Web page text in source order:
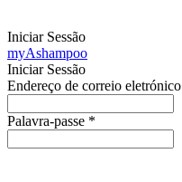
Iniciar Sessão
myAshampoo
Iniciar Sessão
Endereço de correio eletrónico
Palavra-passe *